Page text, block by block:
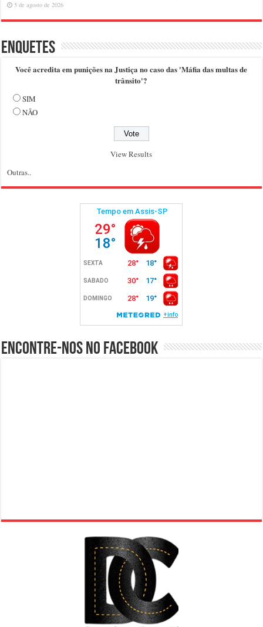
5 de agosto de 2026
Enquetes
Você acredita em punições na Justiça no caso das 'Máfia das multas de
trânsito'?
SIM
NÃO
View Results
Outras..
Encontre-nos no Facebook